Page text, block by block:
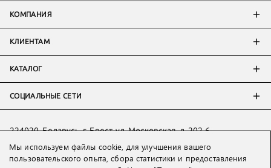
КОМПАНИЯ
КЛИЕНТАМ
КАТАЛОГ
СОЦИАЛЬНЫЕ СЕТИ
224020, Беларусь, г. Брест, ул. Московская, д. 202-6
Тел:+7 993 398 36 60(WhatsApp
Тел:+375 29 205 80 10( WhatsApp,Viber)
Мы используем файлы cookie, для улучшения вашего
пользовательского опыта, сбора статистики и предоставления